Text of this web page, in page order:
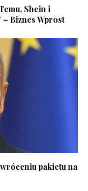
Shein i
– Biznes Wprost
pakietu na